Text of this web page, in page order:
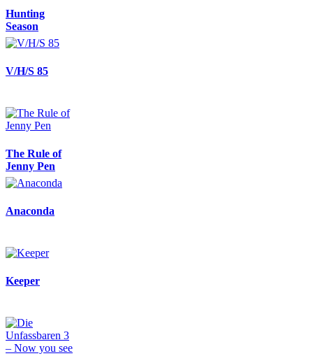
Hunting
Season
V/H/S 85
The Rule of
Jenny Pen
Anaconda
Keeper